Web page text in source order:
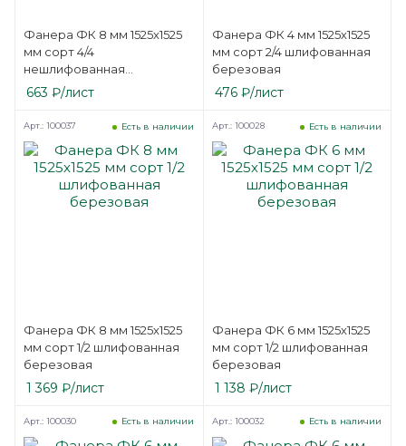
Фанера ФК 8 мм 1525х1525
мм сорт 4/4
нешлифованная
березовая
663 ₽/лист
Фанера ФК 4 мм 1525х1525
мм сорт 2/4 шлифованная
березовая
476₽/лист
Фанера ФК 8 мм 1525х1525
мм сорт 1/2 шлифованная
березовая
Есть в наличии
Арт.: 100037
1 369 ₽/лист
Фанера ФК 6 мм 1525х1525
мм сорт 1/2 шлифованная
березовая
Есть в наличии
Арт.: 100028
1 138 ₽/лист
Есть в наличии
Арт.: 100030 Есть в наличии
Арт.: 100032